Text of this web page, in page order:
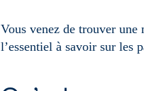
Vous venez de trouver une
l’essentiel à savoir sur les